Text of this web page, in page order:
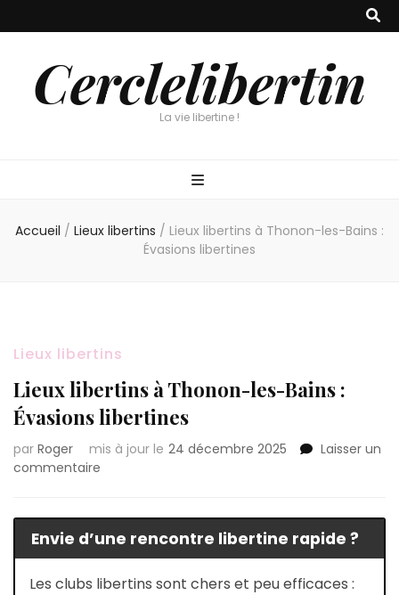
Cerclelibertin
La vie libertine !
Accueil / Lieux libertins / Lieux libertins à Thonon-les-Bains :
Évasions libertines
Lieux libertins
Lieux libertins à Thonon-les-Bains :
Évasions libertines
par Roger mis à jour le 24 décembre 2025
Laisser un
commentaire
à
Thonon-
les-
Bains
Envie d’une rencontre libertine rapide ?
Les clubs libertins sont chers et peu efficaces :